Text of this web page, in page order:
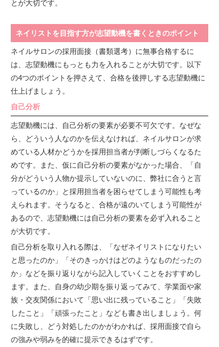
とが大切です。
ネイリストを目指す方が志望動機を書くときのポイント
ネイルサロンの採用面接（書類選考）に無事合格するに
は、志望動機にもっとも力を入れることが大切です。以下
の4つのポイントを押さえて、合格を後押しする志望動機に
仕上げましょう。
自己分析
志望動機には、自己分析の要素が必要不可欠です。なぜな
ら、どういう人なのかを伝えなければ、ネイルサロンが求
めている人材かどうかを採用担当者が判断しづらくなるた
めです。また、仮に自己分析の要素がなかった場合、「自
分がどういう人物か提示していないのに、弊社に合うと言
っているのか」と採用担当者を困らせてしまう可能性も考
えられます。そうなると、合格が遠のいてしまう可能性が
あるので、志望動機には自己分析の要素を必ず入れること
が大切です。
自己分析を取り入れる際は、「なぜネイリストになりたい
と思ったのか」「そのきっかけはどのようなものだったの
か」などを振り返りながら記入していくことをおすすめし
ます。また、自身の幼少期を振り返ってみて、学業面や家
族・交友関係において「思い出に残っていること」「失敗
したこと」「頑張ったこと」なども書き出しましょう。何
に失敗し、どう対処したのかがわかれば、採用面接で自ら
の強みや弱みを的確に提示できるはずです。